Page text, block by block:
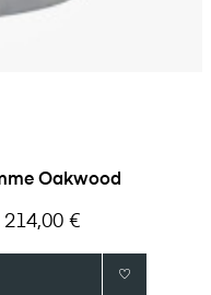
Oakwood
Prix
214,00 €